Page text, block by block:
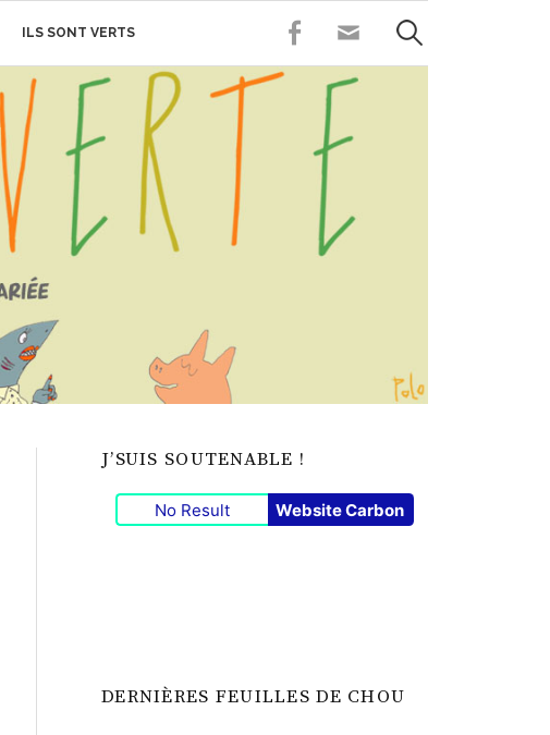
ILS SONT VERTS FACEBOOKCONTACT
Rechercher :
J’SUIS SOUTENABLE !
No Result Website Carbon
DERNIÈRES FEUILLES DE CHOU